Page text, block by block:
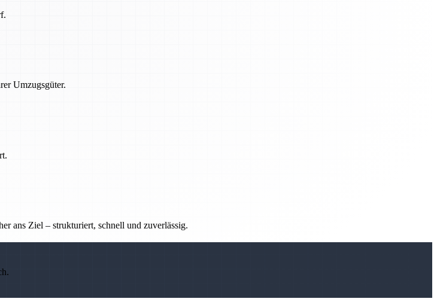
Umzugsgüter.
ans Ziel – strukturiert, schnell und zuverlässig.